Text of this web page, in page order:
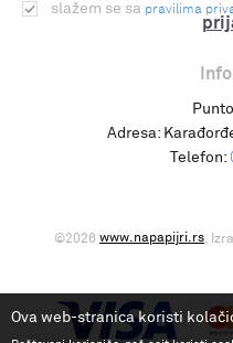
slažem se sa pravilima
Adresa:
Telefon:
©2026 www.napapijri.rs,
Ova web-stranica koristi